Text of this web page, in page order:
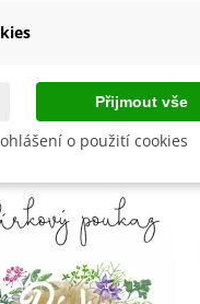
Přidat do košíku
Přijmout vše
o použití cookies